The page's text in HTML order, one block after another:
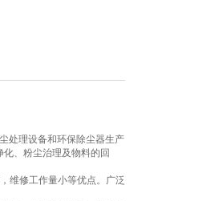
处理设备和环保除尘器生产
、粉尘治理及物料的回
维修工作量小等优点。广泛